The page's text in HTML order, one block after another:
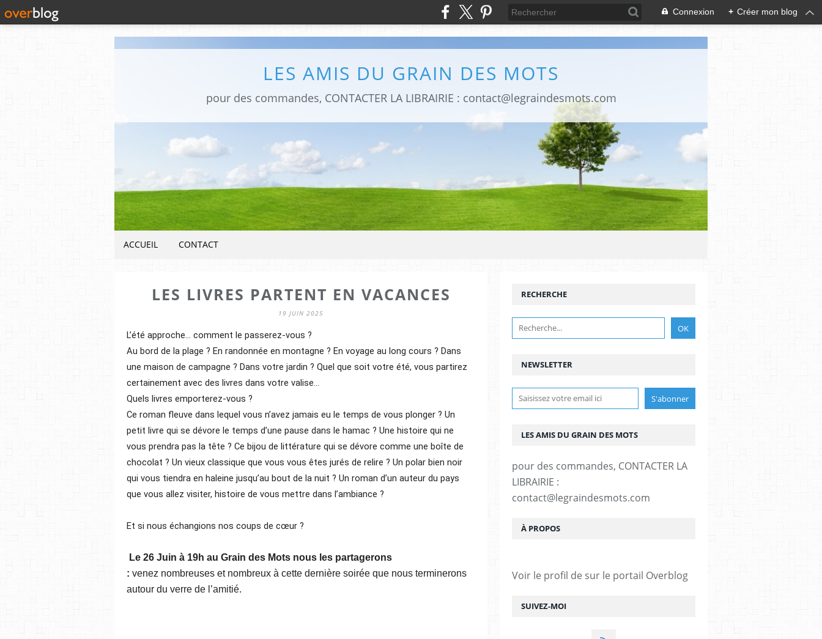
Connexion + Créer mon blog
LES AMIS DU GRAIN DES MOTS
pour des commandes, CONTACTER LA LIBRAIRIE : contact@legraindesmots.com
ACCUEIL CONTACT
LES LIVRES PARTENT EN VACANCES
19 JUIN 2025
L’été approche... comment le passerez-vous ?
Au bord de la plage ? En randonnée en montagne ? En voyage au long cours ? Dans
une maison de campagne ? Dans votre jardin ? Quel que soit votre été, vous partirez
certainement avec des livres dans votre valise...
Quels livres emporterez-vous ?
Ce roman fleuve dans lequel vous n’avez jamais eu le temps de vous plonger ? Un
petit livre qui se dévore le temps d’une pause dans le hamac ? Une histoire qui ne
vous prendra pas la tête ? Ce bijou de littérature qui se dévore comme une boîte de
chocolat ? Un vieux classique que vous vous êtes jurés de relire ? Un polar bien noir
qui vous tiendra en haleine jusqu’au bout de la nuit ? Un roman d’un auteur du pays
que vous allez visiter, histoire de vous mettre dans l’ambiance ?
Et si nous échangions nos coups de cœur ?
Le 26 Juin à 19h au Grain des Mots nous les partagerons
: venez nombreuses et nombreux à cette dernière soirée que nous terminerons
autour du verre de l’amitié.
NEWSLETTER
SUIVEZ-MOI
RECHERCHE
LES AMIS DU GRAIN DES MOTS
pour des commandes, CONTACTER LA
LIBRAIRIE :
contact@legraindesmots.com
À PROPOS
Voir le profil de sur le portail Overblog